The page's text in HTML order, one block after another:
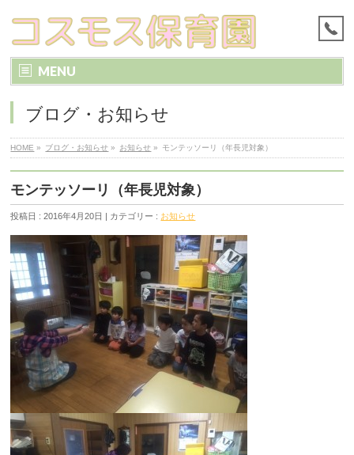
MENU
ブログ・お知らせ
HOME » ブログ・お知らせ » お知らせ » モンテッソーリ（年長児対象）
モンテッソーリ（年長児対象）
投稿日 : 2016年4月20日 | カテゴリー : お知らせ